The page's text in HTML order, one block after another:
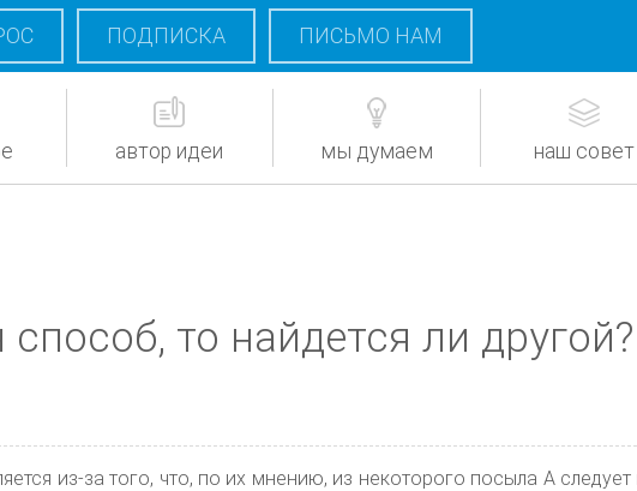
ПОДПИСКА ПИСЬМО НАМ
автор идеи мы думаем наш совет
то найдется ли другой?
из-за того, что, по их мнению, из некоторого посыла А